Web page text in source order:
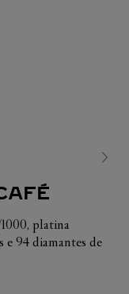
platina
e 94 diamantes de